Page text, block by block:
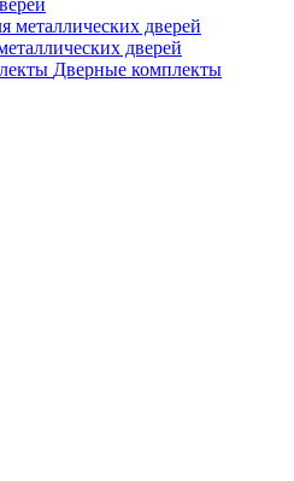
дверей
Дверные комплекты